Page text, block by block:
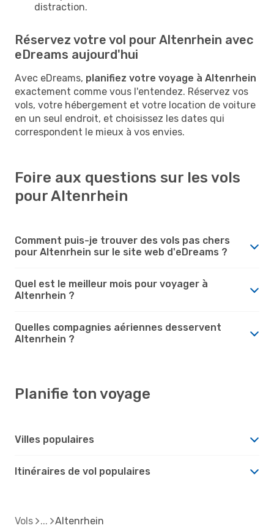
distraction.
Réservez votre vol pour Altenrhein avec
eDreams aujourd'hui
Avec eDreams, planifiez votre voyage à Altenrhein
exactement comme vous l'entendez. Réservez vos
vols, votre hébergement et votre location de voiture
en un seul endroit, et choisissez les dates qui
correspondent le mieux à vos envies.
Foire aux questions sur les vols
pour Altenrhein
Comment puis-je trouver des vols pas chers
pour Altenrhein sur le site web d'eDreams ?
Quel est le meilleur mois pour voyager à
Altenrhein ?
Quelles compagnies aériennes desservent
Altenrhein ?
Planifie ton voyage
Villes populaires
Itinéraires de vol populaires
Vols Altenrhein